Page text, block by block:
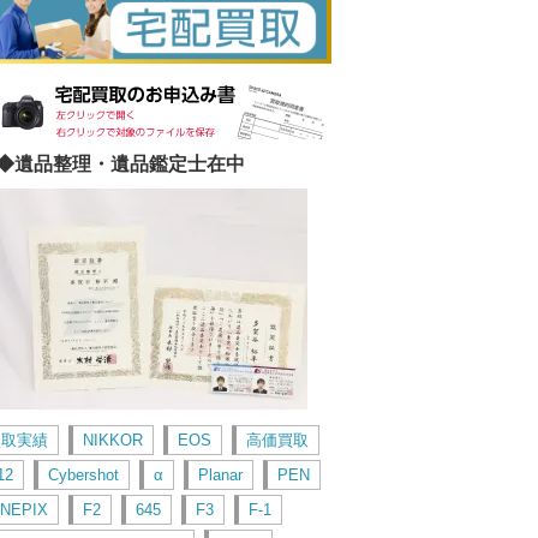
遺品整理・遺品鑑定士在中
実績 NIKKOR EOS
高価買取
Cybershot α Planar
PEN
F2 645 F3
F-1